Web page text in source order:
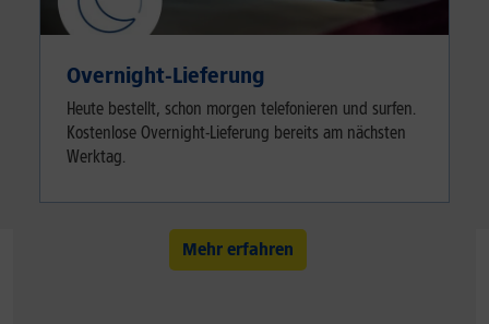
Overnight-Lieferung
Heute bestellt, schon morgen telefonieren und surfen.
Kostenlose Overnight-Lieferung bereits am nächsten
Werktag.
Mehr erfahren